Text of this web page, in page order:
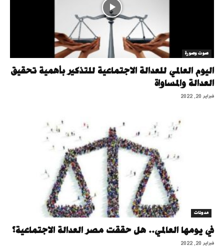
صوت وصورة
اليوم العالمي للعدالة الاجتماعية للتذكير بأهمية تحقيق
العدالة والمساواة
فبراير 20, 2022
مدونات
في يومها العالمي.. هل حققت مصر العدالة الاجتماعية؟
فبراير 20, 2022